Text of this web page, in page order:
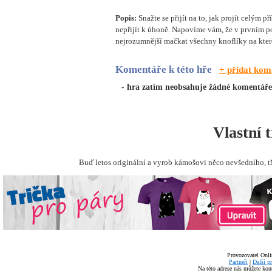
Popis: Snažte se přijít na to, jak projít celým
nepřijít k úhoně. Napovíme vám, že v prvním
nejrozumnější mačkat všechny knoflíky na
Komentáře k této hře + přidat
- hra zatím neobsahuje žádné
Vlastní
Buď letos originální a vyrob kámošovi něco nevšedního,
Provozovatel
Partneři | Další
Na této adrese nás můžete